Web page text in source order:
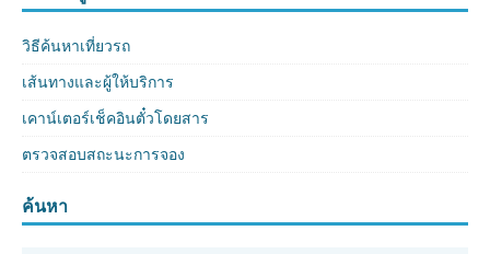
วิธีค้นหาเที่ยวรถ
เส้นทางและผู้ให้บริการ
เคาน์เตอร์เช็คอินตั๋วโดยสาร
ตรวจสอบสถะนะการจอง
ค้นหา